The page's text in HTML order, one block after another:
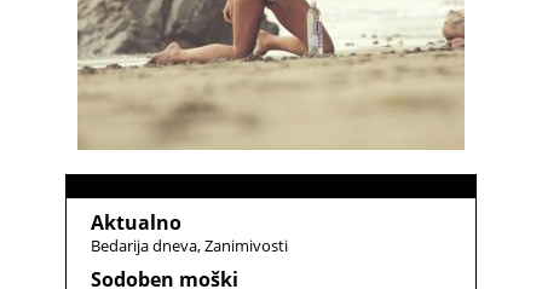
Aktualno
Bedarija dneva Zanimivosti
Sodoben moški